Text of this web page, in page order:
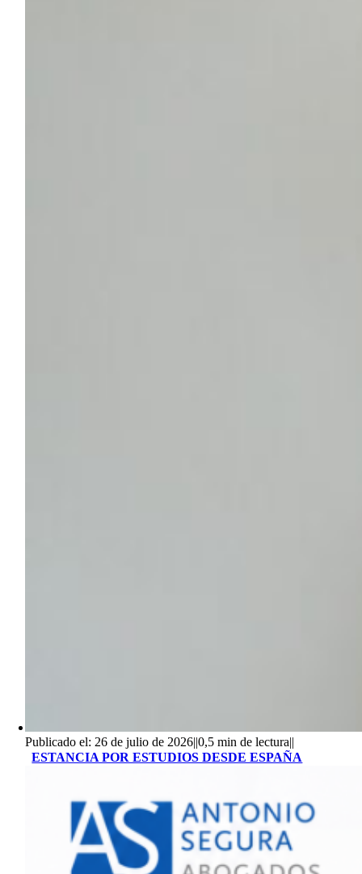
Publicado el: 26 de julio de 2026||0,5 min de lectura||
ESTANCIA POR ESTUDIOS DESDE ESPAÑA